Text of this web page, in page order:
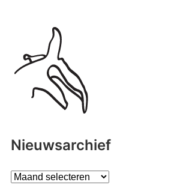
Nieuwsarchief
A